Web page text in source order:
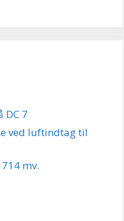
7
ved luftindtag til
mv.